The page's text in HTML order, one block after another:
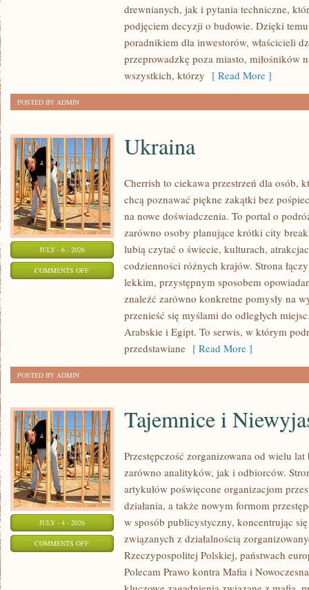
FINANSOWANIE
drewnianych, jak i pytania techniczne,
podjęciem decyzji o budowie. Dzięki
poradnikiem dla inwestorów, właścicieli
przeprowadzkę poza miasto, miłośników
wszystkich, którzy [ Read More ]
POSTED BY ADMIN
JULY - 6 - 2026
COMMENTS OFFON
Ukraina
Cherrish to ciekawa przestrzeń dla osób,
chcą poznawać piękne zakątki bez
na nowe doświadczenia. To portal o
zarówno osoby planujące krótki city
lubią czytać o świecie, kulturach,
codzienności różnych krajów. Strona
lekkim, przystępnym sposobem
znaleźć zarówno konkretne pomysły na
przenieść się myślami do odległych
Arabskie i Egipt. To serwis, w którym
przedstawiane [ Read More ]
POSTED BY ADMIN
JULY - 4 - 2026
COMMENTS OFFON
TAJEMNICE
Tajemnice i
Przestępczość zorganizowana od wielu
zarówno analityków, jak i odbiorców.
artykułów poświęcone organizacjom
działania, a także nowym formom
w sposób publicystyczny, koncentrując
związanych z działalnością
Rzeczypospolitej Polskiej, państwach
Polecam Prawo kontra Mafia i